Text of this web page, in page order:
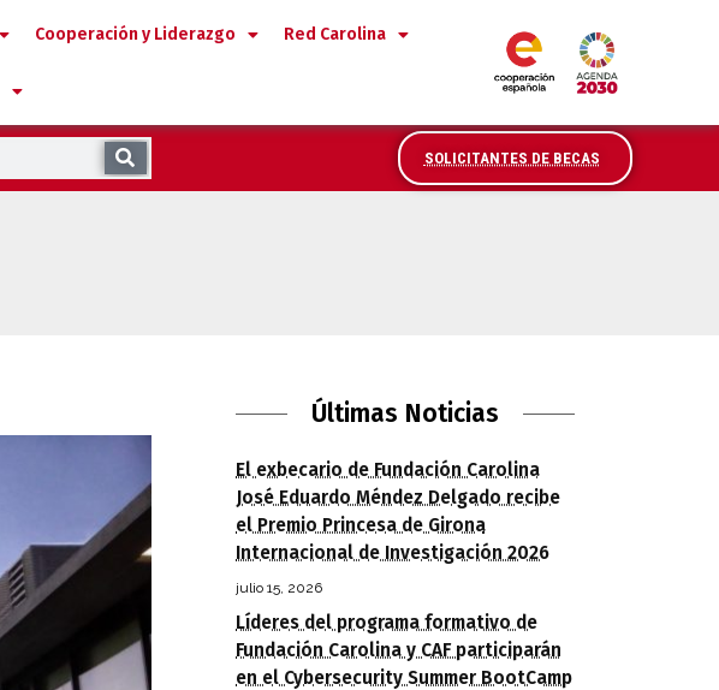
Cooperación y Liderazgo Red Carolina
SOLICITANTES DE BECAS
Últimas Noticias
El exbecario de Fundación Carolina
José Eduardo Méndez Delgado recibe
el Premio Princesa de Girona
Internacional de Investigación 2026
julio 15, 2026
Líderes del programa formativo de
Fundación Carolina y CAF participarán
en el Cybersecurity Summer BootCamp